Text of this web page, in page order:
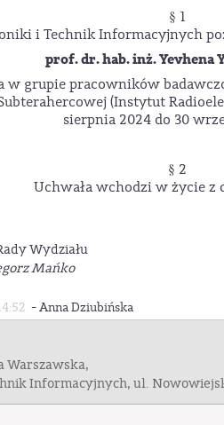
§ 1
i Technik Informacyjnych
prof. dr. hab. inż. Yevhena
w grupie pracowników
(Instytut
sierpnia 2024 do 30
§ 2
Uchwała wchodzi w życie z
Wydziału
Mańko
-Anna Dziubińska
Warszawska,
Informacyjnych, ul.